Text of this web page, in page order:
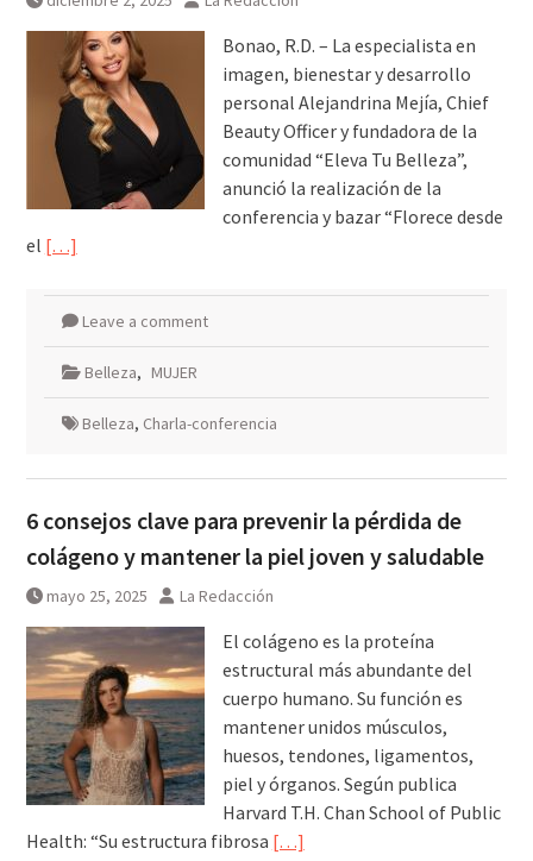
Bonao, R.D. – La especialista en
imagen, bienestar y desarrollo
personal Alejandrina Mejía, Chief
Beauty Officer y fundadora de la
comunidad “Eleva Tu Belleza”,
anunció la realización de la
conferencia y bazar “Florece desde
el […]
Leave a comment
Belleza, MUJER
Belleza, Charla-conferencia
6 consejos clave para prevenir la pérdida de
colágeno y mantener la piel joven y saludable
mayo 25, 2025 La Redacción
El colágeno es la proteína
estructural más abundante del
cuerpo humano. Su función es
mantener unidos músculos,
huesos, tendones, ligamentos,
piel y órganos. Según publica
Harvard T.H. Chan School of Public
Health: “Su estructura fibrosa […]